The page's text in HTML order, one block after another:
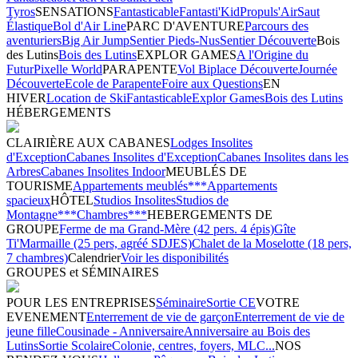
TyrosSENSATIONSFantasticableFantasti'KidPropuls'AirSaut
ÉlastiqueBol d'Air LinePARC D'AVENTUREParcours des
aventuriersBig Air JumpSentier Pieds-NusSentier DécouverteBois
des LutinsBois des LutinsEXPLOR GAMESA l'Origine du
FuturPixelle WorldPARAPENTEVol Biplace DécouverteJournée
DécouverteEcole de ParapenteFoire aux QuestionsEN
HIVERLocation de SkiFantasticableExplor GamesBois des Lutins
HÉBERGEMENTS
CLAIRIÈRE AUX CABANESLodges Insolites
d'ExceptionCabanes Insolites d'ExceptionCabanes Insolites dans les
ArbresCabanes Insolites IndoorMEUBLÉS DE
TOURISMEAppartements meublés***Appartements
spacieuxHÔTELStudios InsolitesStudios de
Montagne***Chambres***HEBERGEMENTS DE
GROUPEFerme de ma Grand-Mère (42 pers. 4 épis)Gîte
Ti'Marmaille (25 pers, agréé SDJES)Chalet de la Moselotte (18 pers,
7 chambres)CalendrierVoir les disponibilités
GROUPES et SÉMINAIRES
POUR LES ENTREPRISESSéminaireSortie CEVOTRE
EVENEMENTEnterrement de vie de garçonEnterrement de vie de
jeune filleCousinade - AnniversaireAnniversaire au Bois des
LutinsSortie ScolaireColonie, centres, foyers, MLC...NOS